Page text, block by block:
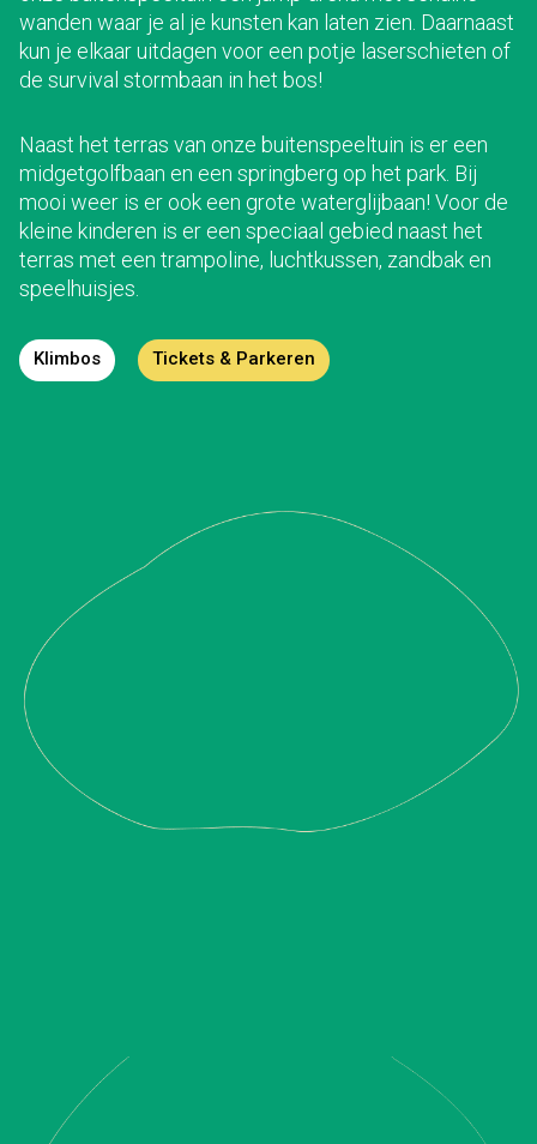
wanden waar je al je kunsten kan laten zien. Daarnaast
kun je elkaar uitdagen voor een potje laserschieten of
de survival stormbaan in het bos!
Naast het terras van onze buitenspeeltuin is er een
midgetgolfbaan en een springberg op het park. Bij
mooi weer is er ook een grote waterglijbaan! Voor de
kleine kinderen is er een speciaal gebied naast het
terras met een trampoline, luchtkussen, zandbak en
speelhuisjes.
Klimbos Tickets & Parkeren